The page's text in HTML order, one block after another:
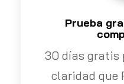
Prueba
30 días gratis
claridad que